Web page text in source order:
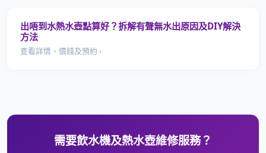
出唔到水熱水壺點算好？拆解有聲無水出原因及DIY解決
方法
查看詳情、價錢及預約 ›
需要飲水機及熱水壺維修服務？